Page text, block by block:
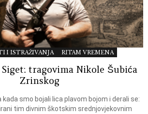
I ISTRAŽIVANJA RITAM VREMENA
tragovima Nikole Šubića
Zrinskog
smo bojali lica plavom bojom i derali se:
tim divnim škotskim srednjovjekovnim